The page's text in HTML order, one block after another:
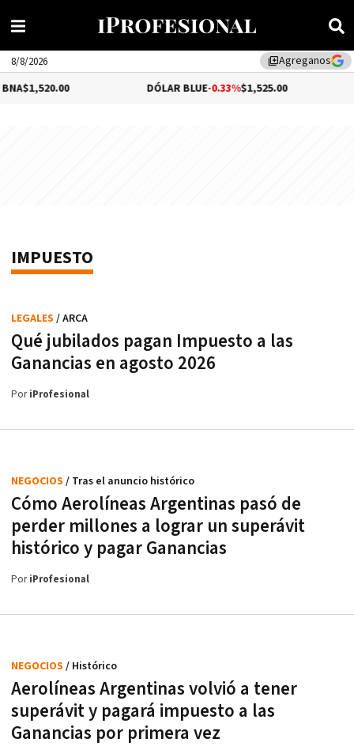
library_addAgreganos
8/8/2026
DÓLAR BLUE-0.33%$1,525.00
IMPUESTO
Qué jubilados pagan Impuesto a las
Ganancias en agosto 2026
LEGALES / ARCA
PoriProfesional
Cómo Aerolíneas Argentinas pasó de
perder millones a lograr un superávit
histórico y pagar Ganancias
NEGOCIOS / Tras el anuncio histórico
PoriProfesional
Aerolíneas Argentinas volvió a tener
superávit y pagará impuesto a las
Ganancias por primera vez
NEGOCIOS / Histórico